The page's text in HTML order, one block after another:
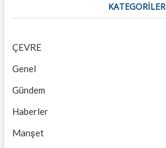
KATEGORILER
ÇEVRE
Genel
Gündem
Haberler
Manşet